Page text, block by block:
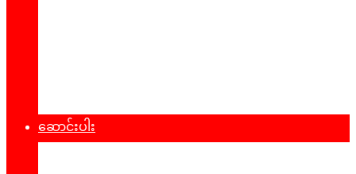
ဆောင်းပါး